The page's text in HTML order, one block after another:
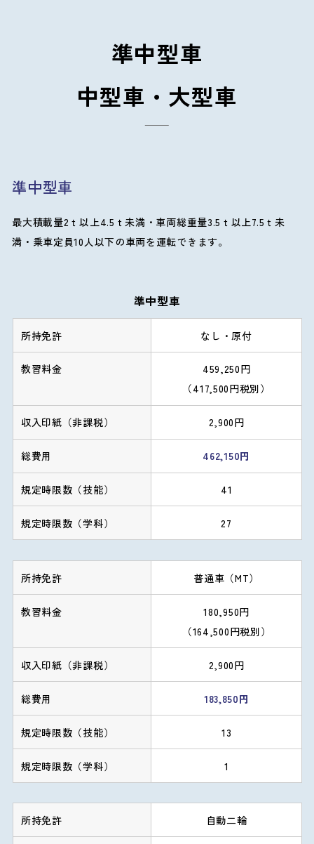
準中型車
中型車・大型車
準中型車
最大積載量2ｔ以上4.5ｔ未満・車両総重量3.5ｔ以上7.5ｔ未
満・乗車定員10人以下の車両を運転できます。
準中型車
なし・原付
459,250円
（417,500円税別）
2,900円
462,150円
41
27
普通車（MT）
180,950円
（164,500円税別）
2,900円
183,850円
13
1
自動二輪